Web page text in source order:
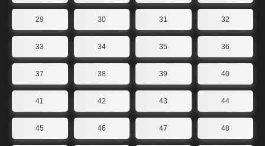
29 30 31 32
33 34 35 36
37 38 39 40
41 42 43 44
45 46 47 48